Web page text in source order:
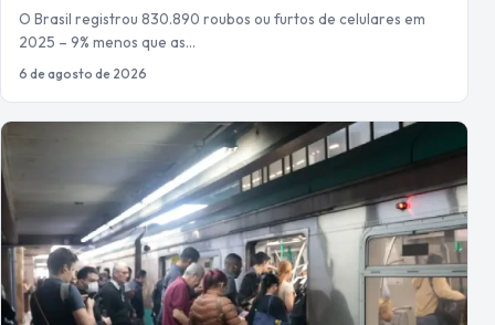
O Brasil registrou 830.890 roubos ou furtos de celulares em
2025 – 9% menos que as…
6 de agosto de 2026